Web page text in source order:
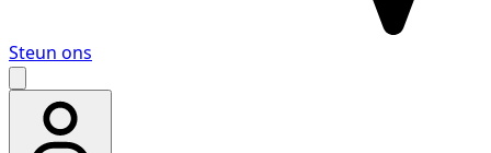
Steun ons